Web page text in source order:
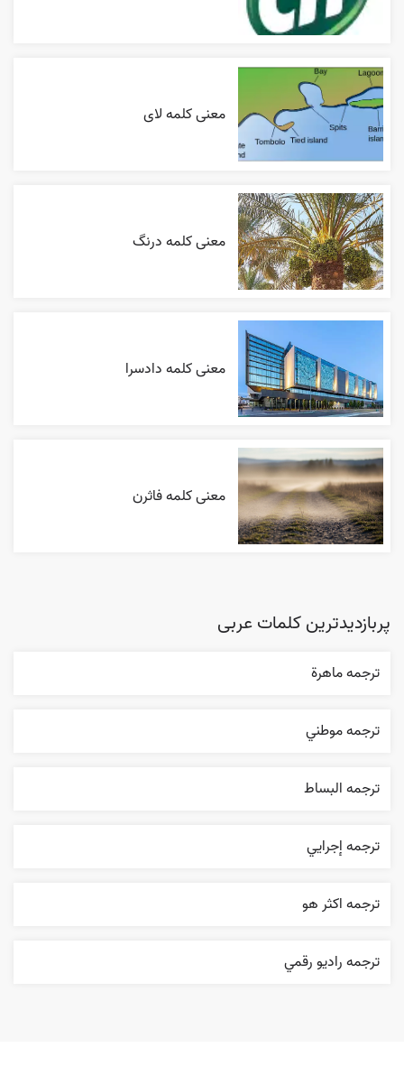
معنی کلمه لای
معنی کلمه درنگ
معنی کلمه دادسرا
معنی کلمه فاثرن
پربازدیدترین کلمات عربی
ترجمه ماهرة
ترجمه موطني
ترجمه البساط
ترجمه إجرایي
ترجمه اکثر هو
ترجمه راديو رقمي